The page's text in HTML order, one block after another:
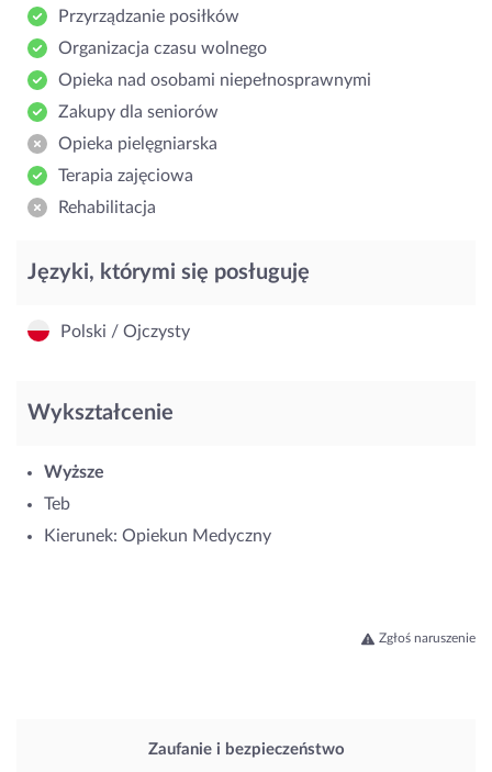
Zaufanie i bezpieczeństwo
Przyrządzanie posiłków
Organizacja czasu wolnego
Opieka nad osobami niepełnosprawnymi
Zakupy dla seniorów
Opieka pielęgniarska
Terapia zajęciowa
Rehabilitacja
Języki, którymi się posługuję
Polski / Ojczysty
Wykształcenie
Wyższe
Teb
Kierunek: Opiekun Medyczny
Zgłoś naruszenie